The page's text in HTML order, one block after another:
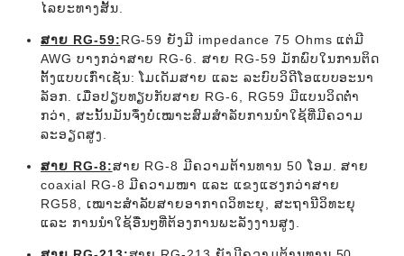
ໄລຍະທາງສັ້ນ.
ສາຍ RG-59:RG-59 ຍັງມີ impedance 75 Ohms ແຕ່ມີ
AWG ບາງກວ່າສາຍ RG-6. ສາຍ RG-59 ມັກພົບໃນການຕິດ
ຕັ້ງແບບເກົ່າເຊັ່ນ: ໂມເດັມສາຍ ແລະ ລະບົບວິດີໂອແບບອະນາ
ລັອກ. ເມື່ອປຽບທຽບກັບສາຍ RG-6, RG59 ມີແບນວິດຕ່ຳ
ກວ່າ, ສະນັ້ນມັນຈຶ່ງບໍ່ເໝາະສົມສຳລັບການນຳໃຊ້ທີ່ມີຄວາມ
ລະອຽດສູງ.
ສາຍ RG-8:ສາຍ RG-8 ມີຄວາມຕ້ານທານ 50 ໂອມ. ສາຍ
coaxial RG-8 ມີຄວາມໜາ ແລະ ແຂງແຮງກວ່າສາຍ
RG58, ເໝາະສຳລັບສາຍອາກາດວິທະຍຸ, ສະຖານີວິທະຍຸ
ແລະ ການນຳໃຊ້ອື່ນໆທີ່ຕ້ອງການພະລັງງານສູງ.